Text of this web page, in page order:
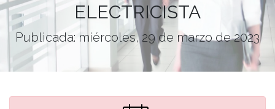
ELECTRICISTA
Publicada: miércoles, 29 de marzo de 2023